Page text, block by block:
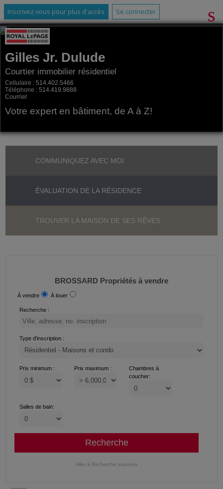
Inscrivez-vous pour plus d'accès Se connecter
Gilles Jr. Dulude
Courtier immobilier résidentiel
Cellulaire : 514.402.5466
Téléphone : 514.419.9888
Courriel
Votre expert en bâtiment, de A à Z!
COMMUNIQUEZ AVEC MOI
ÉVALUATION DE LA RÉSIDENCE
TROUVER LA MAISON DE SES RÊVES
BROSSARD Propriétés à vendre
À vendre À louer
Recherche :
Type d'inscription :
Prix minimum : Prix maximum :
Chambres à
coucher:
Salles de bain: